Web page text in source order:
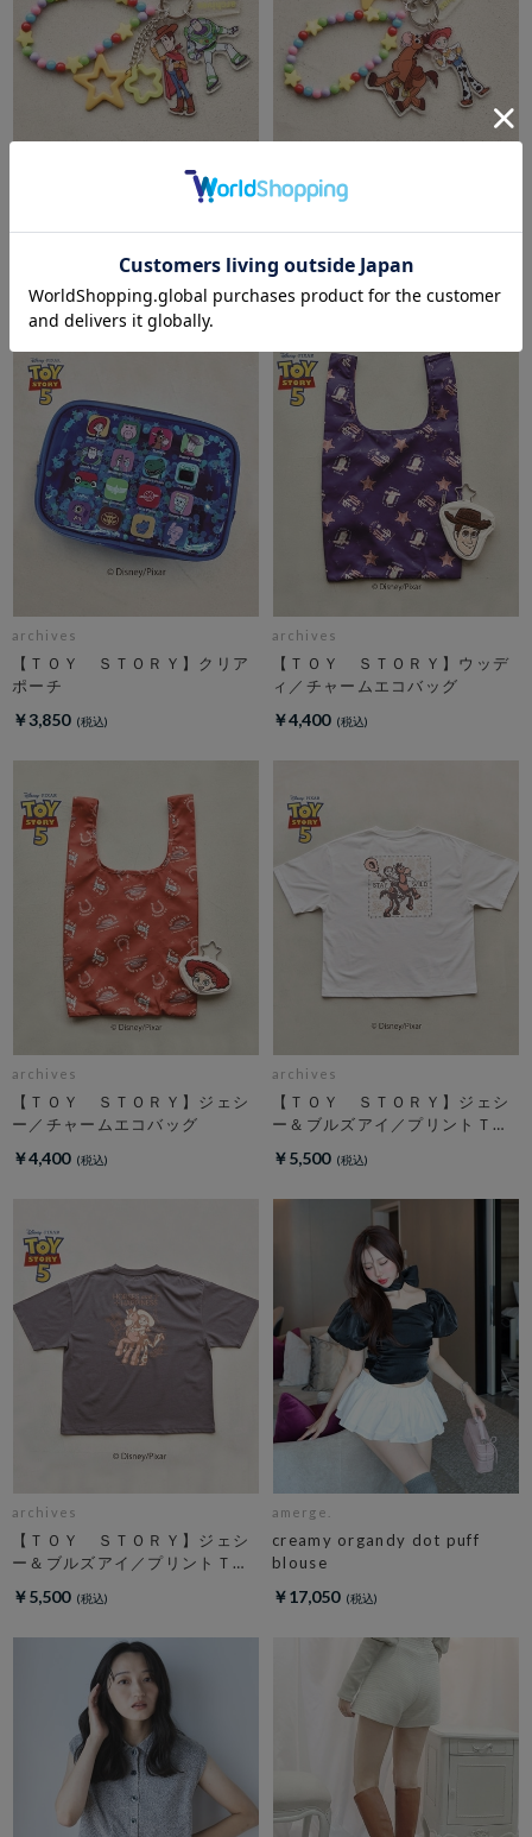
archives
チャーム
￥3,300
archives
【ＴＯＹ ＳＴＯＲＹ】クリア
ポーチ
￥3,850
archives
【ＴＯＹ ＳＴＯＲＹ】ウッデ
ィ／チャームエコバッグ
￥4,400
archives
【ＴＯＹ ＳＴＯＲＹ】ジェシ
ー／チャームエコバッグ
￥4,400
archives
【ＴＯＹ ＳＴＯＲＹ】ジェシ
ー＆ブルズアイ／プリントＴオ
￥5,500
archives
【ＴＯＹ ＳＴＯＲＹ】ジェシ
ー＆ブルズアイ／プリントＴチ
￥5,500
amerge.
creamy organdy dot puff
blouse
￥17,050